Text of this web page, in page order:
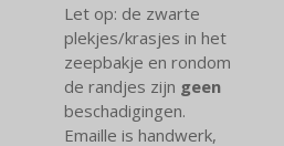
Let op: de zwarte
plekjes/krasjes in het
zeepbakje en rondom
de randjes zijn geen
beschadigingen.
Emaille is handwerk,